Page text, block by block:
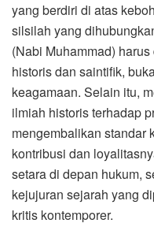
yang berdiri di atas
silsilah yang
(Nabi Muhammad)
historis dan saintifik,
keagamaan. Selain itu,
ilmiah historis terhadap
mengembalikan standar
kontribusi dan
setara di depan hukum,
kejujuran sejarah yang
kritis kontemporer.